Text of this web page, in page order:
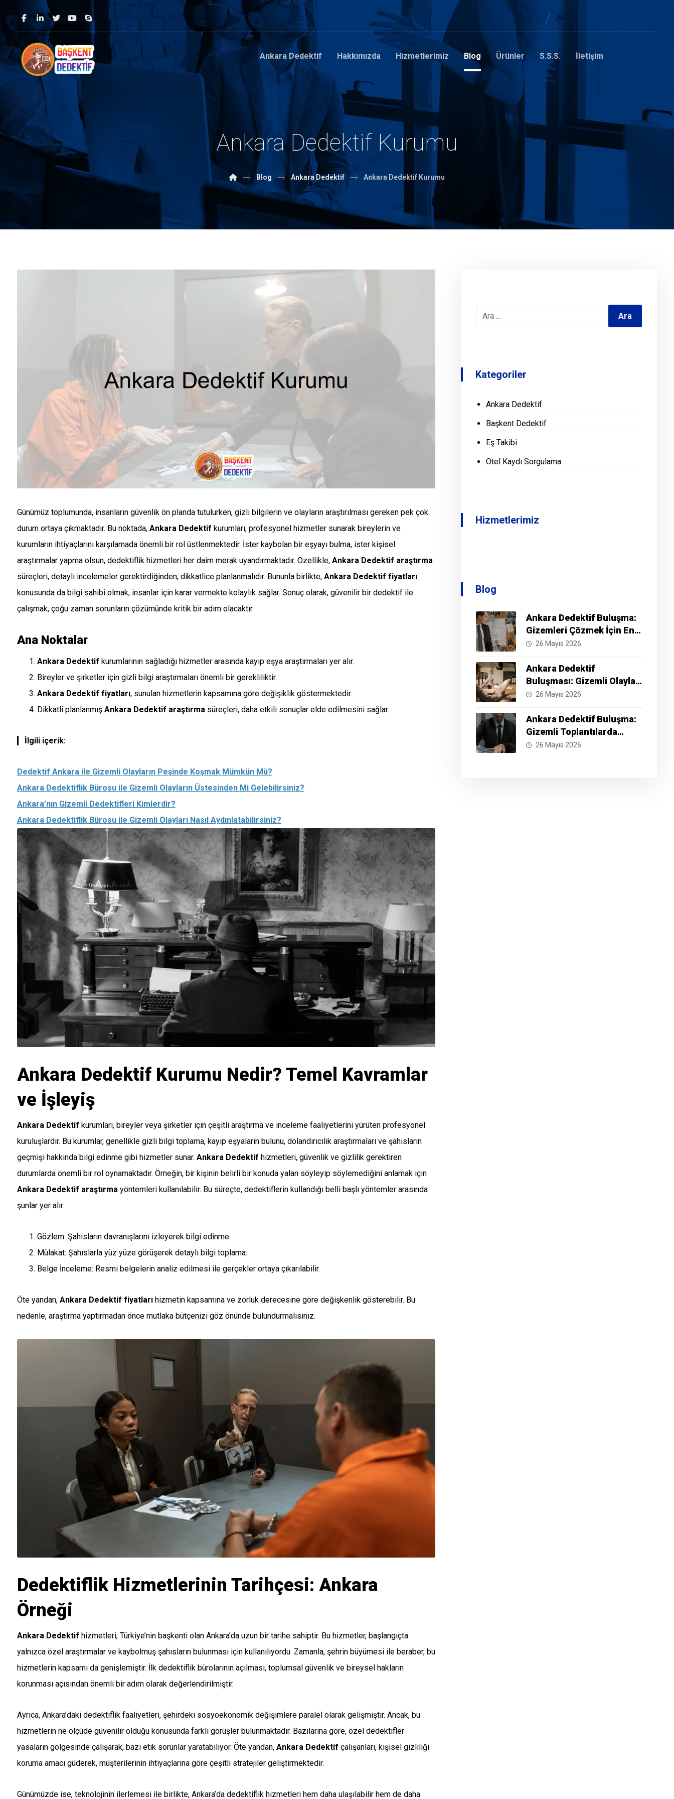
Ankara Dedektif Hakkımızda Hizmetlerimiz Blog Ürünler S.S.S. İletişim
Ankara Dedektif Kurumu
Blog Ankara Dedektif Ankara Dedektif Kurumu
Günümüz toplumunda, insanların güvenlik ön planda tutulurken, gizli bilgilerin ve olayların araştırılması gereken pek çok
durum ortaya çıkmaktadır. Bu noktada, Ankara Dedektif kurumları, profesyonel hizmetler sunarak bireylerin ve
kurumların ihtiyaçlarını karşılamada önemli bir rol üstlenmektedir. İster kaybolan bir eşyayı bulma, ister kişisel
araştırmalar yapma olsun, dedektiflik hizmetleri her daim merak uyandırmaktadır. Özellikle, Ankara Dedektif araştırma
süreçleri, detaylı incelemeler gerektirdiğinden, dikkatlice planlanmalıdır. Bununla birlikte, Ankara Dedektif fiyatları
konusunda da bilgi sahibi olmak, insanlar için karar vermekte kolaylık sağlar. Sonuç olarak, güvenilir bir dedektif ile
çalışmak, çoğu zaman sorunların çözümünde kritik bir adım olacaktır.
Ana Noktalar
Ankara Dedektif kurumlarının sağladığı hizmetler arasında kayıp eşya araştırmaları yer alır.
Bireyler ve şirketler için gizli bilgi araştırmaları önemli bir gerekliliktir.
Ankara Dedektif fiyatları, sunulan hizmetlerin kapsamına göre değişiklik göstermektedir.
Dikkatli planlanmış Ankara Dedektif araştırmasüreçleri, daha etkili sonuçlar elde edilmesini sağlar.
İlgili içerik:
Dedektif Ankara ile Gizemli Olayların Peşinde Koşmak Mümkün Mü?
Ankara Dedektiflik Bürosu ile Gizemli Olayların Üstesinden Mi Gelebilirsiniz?
Ankara’nın Gizemli Dedektifleri Kimlerdir?
Ankara Dedektiflik Bürosu ile Gizemli Olayları Nasıl Aydınlatabilirsiniz?
Ankara Dedektif Kurumu Nedir? Temel Kavramlar
ve İşleyiş
Ankara Dedektif kurumları, bireyler veya şirketler için çeşitli araştırma ve inceleme faaliyetlerini yürüten profesyonel
kuruluşlardır. Bu kurumlar, genellikle gizli bilgi toplama, kayıp eşyaların bulunu, dolandırıcılık araştırmaları ve şahısların
geçmişi hakkında bilgi edinme gibi hizmetler sunar. Ankara Dedektif hizmetleri, güvenlik ve gizlilik gerektiren
durumlarda önemli bir rol oynamaktadır. Örneğin, bir kişinin belirli bir konuda yalan söyleyip söylemediğini anlamak için
Ankara Dedektif araştırma yöntemleri kullanılabilir. Bu süreçte, dedektiflerin kullandığı belli başlı yöntemler arasında
şunlar yer alır:
Gözlem: Şahısların davranışlarını izleyerek bilgi edinme.
Mülakat: Şahıslarla yüz yüze görüşerek detaylı bilgi toplama.
Belge İnceleme: Resmi belgelerin analiz edilmesi ile gerçekler ortaya çıkarılabilir.
Öte yandan, Ankara Dedektif fiyatlarıhizmetin kapsamına ve zorluk derecesine göre değişkenlik gösterebilir. Bu
nedenle, araştırma yaptırmadan önce mutlaka bütçenizi göz önünde bulundurmalısınız.
Dedektiflik Hizmetlerinin Tarihçesi: Ankara
Örneği
Ankara Dedektif hizmetleri, Türkiye’nin başkenti olan Ankara’da uzun bir tarihe sahiptir. Bu hizmetler, başlangıçta
yalnızca özel araştırmalar ve kaybolmuş şahısların bulunması için kullanılıyordu. Zamanla, şehrin büyümesi ile beraber, bu
hizmetlerin kapsamı da genişlemiştir. İlk dedektiflik bürolarının açılması, toplumsal güvenlik ve bireysel hakların
korunması açısından önemli bir adım olarak değerlendirilmiştir.
Ayrıca, Ankara’daki dedektiflik faaliyetleri, şehirdeki sosyoekonomik değişimlere paralel olarak gelişmiştir. Ancak, bu
hizmetlerin ne ölçüde güvenilir olduğu konusunda farklı görüşler bulunmaktadır. Bazılarına göre, özel dedektifler
yasaların gölgesinde çalışarak, bazı etik sorunlar yaratabiliyor. Öte yandan, Ankara Dedektif çalışanları, kişisel gizliliği
koruma amacı güderek, müşterilerinin ihtiyaçlarına göre çeşitli stratejiler geliştirmektedir.
Günümüzde ise, teknolojinin ilerlemesi ile birlikte, Ankara’da dedektiflik hizmetleri hem daha ulaşılabilir hem de daha
Kategoriler
Ankara Dedektif
Başkent Dedektif
Eş Takibi
Otel Kaydı Sorgulama
Hizmetlerimiz
Blog
Ankara Dedektif Buluşma:
Gizemleri Çözmek İçin En
İyi Yöntemler Nelerdir?
26 Mayıs 2026
Ankara Dedektif
Buluşması: Gizemli Olayları
Çözmek İçin Hazır Mısınız?
26 Mayıs 2026
Ankara Dedektif Buluşma:
Gizemli Toplantılarda
Neler Yaşanıyor?
26 Mayıs 2026